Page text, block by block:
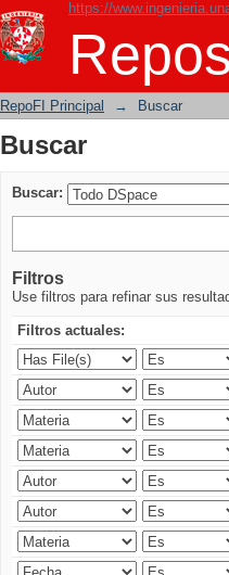
https://
Buscar
RepoFI Principal → Buscar
Buscar
Buscar:
Filtros
Use filtros para refinar sus
Filtros actuales: